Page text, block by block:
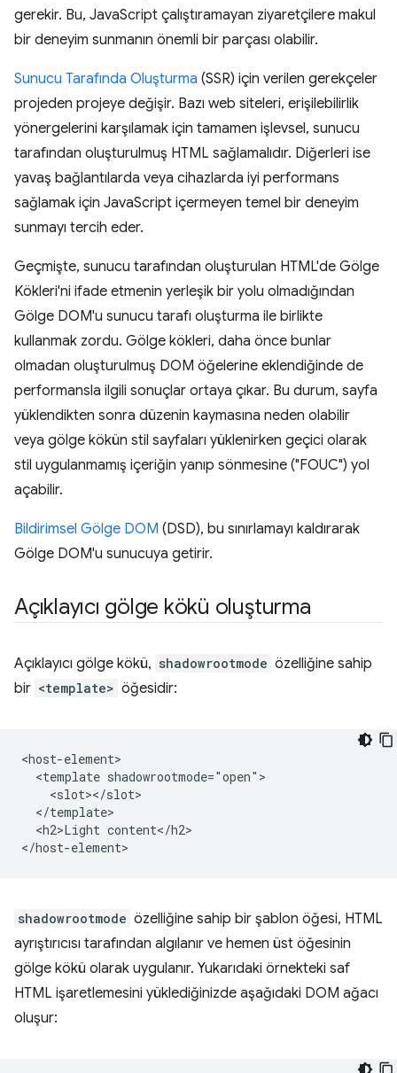
gerekir. Bu, JavaScript çalıştıramayan ziyaretçilere makul
bir deneyim sunmanın önemli bir parçası olabilir.
Sunucu Tarafında Oluşturma (SSR) için verilen gerekçeler
projeden projeye değişir. Bazı web siteleri, erişilebilirlik
yönergelerini karşılamak için tamamen işlevsel, sunucu
tarafından oluşturulmuş HTML sağlamalıdır. Diğerleri ise
yavaş bağlantılarda veya cihazlarda iyi performans
sağlamak için JavaScript içermeyen temel bir deneyim
sunmayı tercih eder.
Geçmişte, sunucu tarafından oluşturulan HTML'de Gölge
Kökleri'ni ifade etmenin yerleşik bir yolu olmadığından
Gölge DOM'u sunucu tarafı oluşturma ile birlikte
kullanmak zordu. Gölge kökleri, daha önce bunlar
olmadan oluşturulmuş DOM öğelerine eklendiğinde de
performansla ilgili sonuçlar ortaya çıkar. Bu durum, sayfa
yüklendikten sonra düzenin kaymasına neden olabilir
veya gölge kökün stil sayfaları yüklenirken geçici olarak
stil uygulanmamış içeriğin yanıp sönmesine ("FOUC") yol
açabilir.
Bildirimsel Gölge DOM (DSD), bu sınırlamayı kaldırarak
Gölge DOM'u sunucuya getirir.
Açıklayıcı gölge kökü oluşturma
Açıklayıcı gölge kökü, shadowrootmode özelliğine sahip
bir <template> öğesidir:
<host-element>
  <template shadowrootmode="open">
    <slot></slot>
  </template>
  <h2>Light content</h2>
shadowrootmode özelliğine sahip bir şablon öğesi, HTML
ayrıştırıcısı tarafından algılanır ve hemen üst öğesinin
gölge kökü olarak uygulanır. Yukarıdaki örnekteki saf
HTML işaretlemesini yüklediğinizde aşağıdaki DOM ağacı
oluşur: